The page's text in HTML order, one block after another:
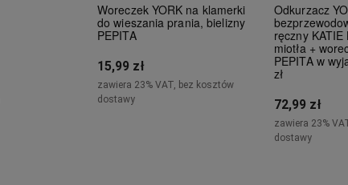
Woreczek YORK na klamerki
do wieszania prania, bielizny
PEPITA
15,99 zł
zawiera 23% VAT, bez kosztów
dostawy
Odkurzacz
ręczny
miotła +
PEPITA w
zł
72,99 zł
zawiera 23%
dostawy